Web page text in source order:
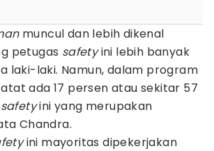
muncul dan lebih dikenal
petugas safetyini lebih banyak
laki-laki. Namun, dalam program
ada 17 persen atau sekitar 57
safetyini yang merupakan
Chandra.
ini mayoritas dipekerjakan